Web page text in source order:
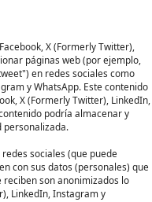
Seguimiento
cookies, o cualquier
perfiles de usuario para
usuario en esta web o
como cookies de